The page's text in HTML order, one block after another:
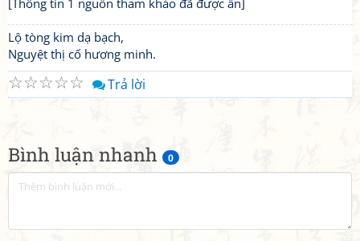
Bình luận nhanh 0
[Thông tin 1 nguồn tham khảo đã được ẩn]
Lộ tòng kim dạ bạch,
Nguyệt thị cố hương minh.
☆
☆
☆
☆
☆ Trả lời